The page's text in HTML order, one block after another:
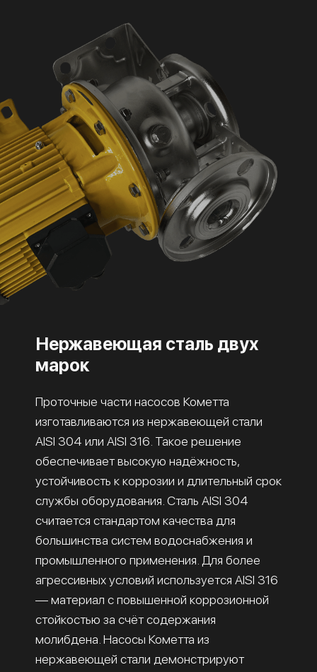
Нержавеющая сталь двух
марок
Проточные части насосов Кометта
изготавливаются из нержавеющей стали
AISI 304 или AISI 316. Такое решение
обеспечивает высокую надёжность,
устойчивость к коррозии и длительный срок
службы оборудования. Сталь AISI 304
считается стандартом качества для
большинства систем водоснабжения и
промышленного применения. Для более
агрессивных условий используется AISI 316
— материал с повышенной коррозионной
стойкостью за счёт содержания
молибдена. Насосы Кометта из
нержавеющей стали демонстрируют